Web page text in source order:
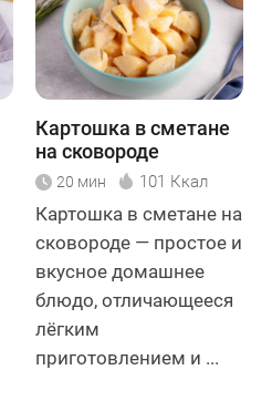
Картошка в сметане
на сковороде
20 мин 101 Ккал
Картошка в сметане на
сковороде — простое и
вкусное домашнее
блюдо, отличающееся
лёгким
приготовлением и ...